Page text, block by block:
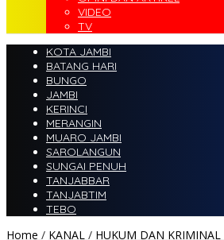
VIDEO
TV
KOTA JAMBI
BATANG HARI
BUNGO
JAMBI
KERINCI
MERANGIN
MUARO JAMBI
SAROLANGUN
SUNGAI PENUH
TANJABBAR
TANJABTIM
TEBO
Home / KANAL / HUKUM DAN KRIMINAL